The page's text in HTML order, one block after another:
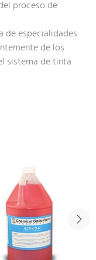
proceso de
de especialidades
de los
sistema de tinta